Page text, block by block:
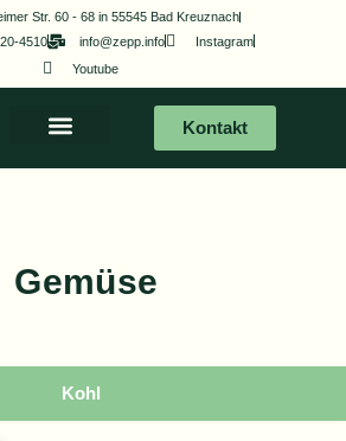
Str. 60 - 68 in 55545 Bad Kreuznach
4510
info@zepp.info
Instagram
Youtube
Kontakt
Gemüse
Kohl